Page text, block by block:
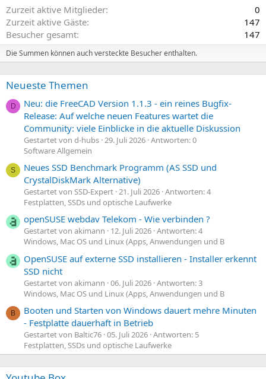
Zurzeit aktive Mitglieder
0
Zurzeit aktive Gäste
147
Besucher gesamt
147
Die Summen können auch versteckte Besucher enthalten.
Neueste Themen
D
Neu: die FreeCAD Version 1.1.3 - ein reines Bugfix-
Release: Auf welche neuen Features wartet die
Community: viele Einblicke in die aktuelle Diskussion
Gestartet von d-hubs 29. Juli 2026 Antworten: 0
Software Allgemein
S
Neues SSD Benchmark Programm (AS SSD und
CrystalDiskMark Alternative)
Gestartet von SSD-Expert 21. Juli 2026 Antworten: 4
Festplatten, SSDs und optische Laufwerke
openSUSE webdav Telekom - Wie verbinden ?
Gestartet von akimann 12. Juli 2026 Antworten: 4
Windows, Mac OS und Linux (Apps, Anwendungen und B
OpenSUSE auf externe SSD installieren - Installer erkennt
SSD nicht
Gestartet von akimann 06. Juli 2026 Antworten: 3
Windows, Mac OS und Linux (Apps, Anwendungen und B
B
Booten und Starten von Windows dauert mehre Minuten
- Festplatte dauerhaft in Betrieb
Gestartet von Baltic76 05. Juli 2026 Antworten: 5
Festplatten, SSDs und optische Laufwerke